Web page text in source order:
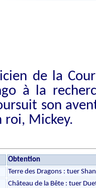
de la
à la
son
roi, Mickey.
Obtention
Terre des Dragons : tuer
Château de la Bête : tuer